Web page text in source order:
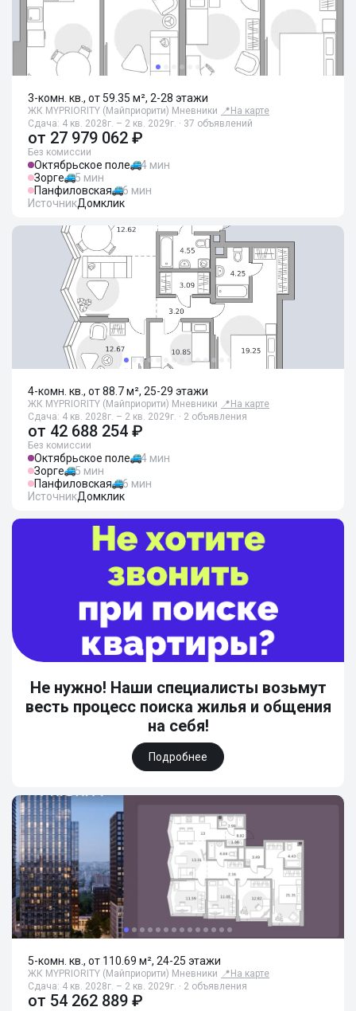
3-комн. кв., от 59.35 м², 2-28 этажи
ЖК MYPRIORITY (Майприорити) Мневники 📍 На карте
Сдача: 4 кв. 2028г. – 2 кв. 2029г. · 37 объявлений
от 27 979 062 ₽
Без комиссии
Октябрьское поле
4 мин
Зорге
5 мин
Панфиловская
6 мин
ИсточникДомклик
4-комн. кв., от 88.7 м², 25-29 этажи
ЖК MYPRIORITY (Майприорити) Мневники 📍 На карте
Сдача: 4 кв. 2028г. – 2 кв. 2029г. · 2 объявления
от 42 688 254 ₽
Без комиссии
Октябрьское поле
4 мин
Зорге
5 мин
Панфиловская
6 мин
ИсточникДомклик
Не нужно! Наши специалисты возьмут
весть процесс поиска жилья и общения
на себя!
Подробнее
5-комн. кв., от 110.69 м², 24-25 этажи
ЖК MYPRIORITY (Майприорити) Мневники 📍 На карте
Сдача: 4 кв. 2028г. – 2 кв. 2029г. · 2 объявления
от 54 262 889 ₽